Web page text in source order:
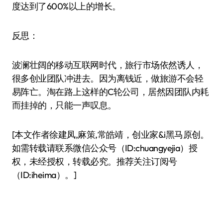
度达到了600%以上的增长。
反思：
波澜壮阔的移动互联网时代，旅行市场依然诱人，
很多创业团队冲进去。因为离钱近，做旅游不会轻
易阵亡。淘在路上这样的C轮公司，居然因团队内耗
而挂掉的，只能一声叹息。
[本文作者徐建凤,麻策,常皓靖，创业家&i黑马原创。
如需转载请联系微信公众号（ID:chuangyejia）授
权，未经授权，转载必究。推荐关注订阅号
（ID:iheima）。]